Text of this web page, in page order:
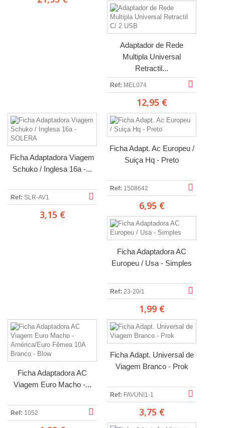
Adaptador de Rede
Multipla Universal
Retractil...
Ref: MEL074
12,95 €
Ficha Adaptadora Viagem
Schuko / Inglesa 16a -...
Ref: SLR-AV1
3,15 €
Ficha Adapt. Ac Europeu /
Suiça Hq - Preto
Ref: 1508642
6,95 €
Ficha Adaptadora AC
Europeu / Usa - Simples
Ref: 23-20/1
1,99 €
Ficha Adaptadora AC
Viagem Euro Macho -...
Ref: 1052
Ficha Adapt. Universal de
Viagem Branco - Prok
Ref: FAVUNI1-1
3,75 €